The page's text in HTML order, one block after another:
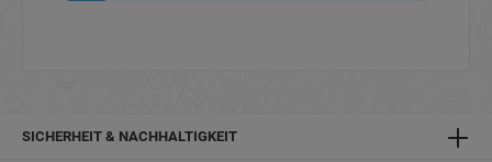
SICHERHEIT & NACHHALTIGKEIT